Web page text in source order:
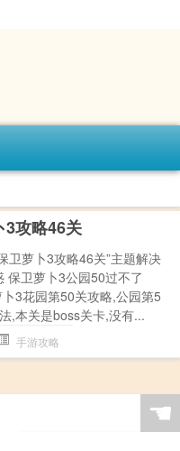
3攻略46关
卫萝卜3攻略46关”主题解决
保卫萝卜3公园50过不了
3花园第50关攻略,公园第5
,本关是boss关卡,没有...
手游攻略
☚